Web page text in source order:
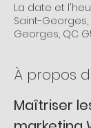
La date et
Saint-Georges,
Georges, QC
À propos
Maîtriser